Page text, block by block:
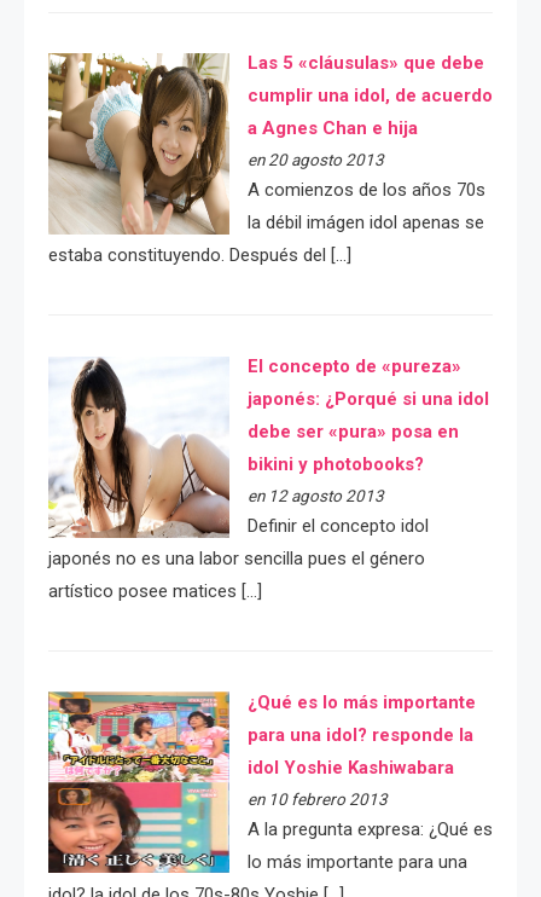
Las 5 «cláusulas» que debe
cumplir una idol, de acuerdo
a Agnes Chan e hija
en 20 agosto 2013
A comienzos de los años 70s
la débil imágen idol apenas se
estaba constituyendo. Después del […]
El concepto de «pureza»
japonés: ¿Porqué si una idol
debe ser «pura» posa en
bikini y photobooks?
en 12 agosto 2013
Definir el concepto idol
japonés no es una labor sencilla pues el género
artístico posee matices […]
¿Qué es lo más importante
para una idol? responde la
idol Yoshie Kashiwabara
en 10 febrero 2013
A la pregunta expresa: ¿Qué es
lo más importante para una